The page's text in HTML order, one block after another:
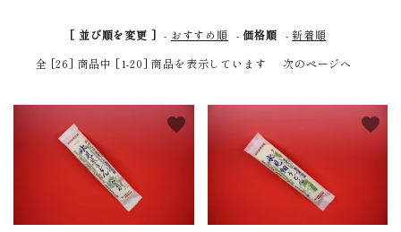
商品から探す
価格から探す
プライバシーポリシー
特定商取引法について
[ 並び順を変更 ] - おすすめ順 -価格順 -新着順
全 [26] 商品中 [1-20] 商品を表示しています
次のページへ
favorite favorite